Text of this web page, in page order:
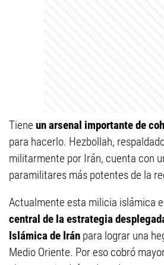
Tiene un arsenal importante de
para hacerlo. Hezbollah,
militarmente por Irán, cuenta con
paramilitares más potentes de la
Actualmente esta milicia islámica
central de la estrategia
Islámica de Irán para lograr una
Medio Oriente. Por eso cobró